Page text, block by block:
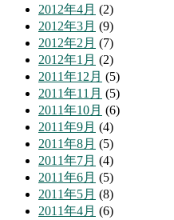
2012年4月 (2)
2012年3月 (9)
2012年2月 (7)
2012年1月 (2)
2011年12月 (5)
2011年11月 (5)
2011年10月 (6)
2011年9月 (4)
2011年8月 (5)
2011年7月 (4)
2011年6月 (5)
2011年5月 (8)
2011年4月 (6)